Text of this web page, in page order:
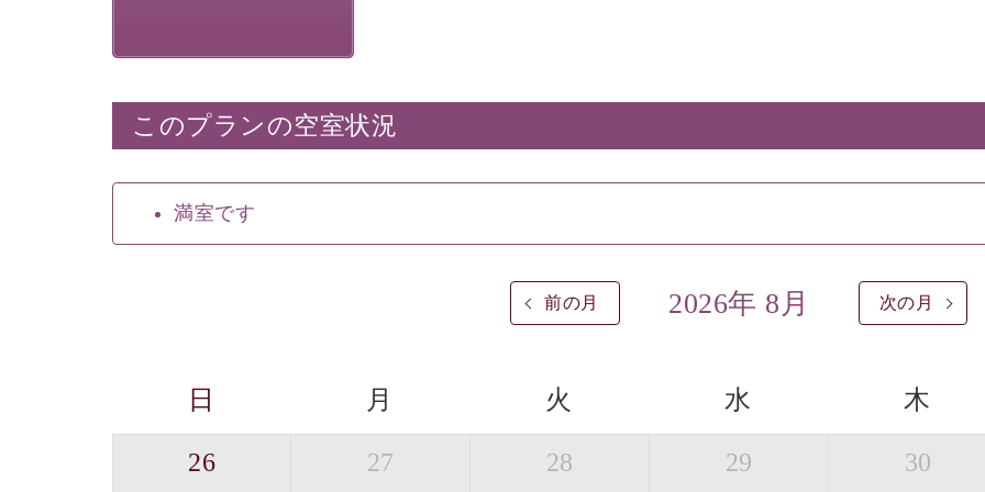
このプランの空室状況
満室です
前の月 2026年 8月 次の月
日 月 火 水 木
26 27 28 29 30